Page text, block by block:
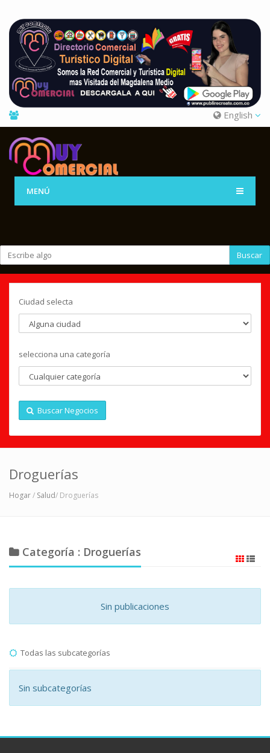
English
MENÚ
Buscar
Ciudad selecta
selecciona una categoría
Buscar Negocios
Droguerías
Hogar/ Salud/ Droguerías
Categoría : Droguerías
Sin publicaciones
Todas las subcategorías
Sin subcategorías